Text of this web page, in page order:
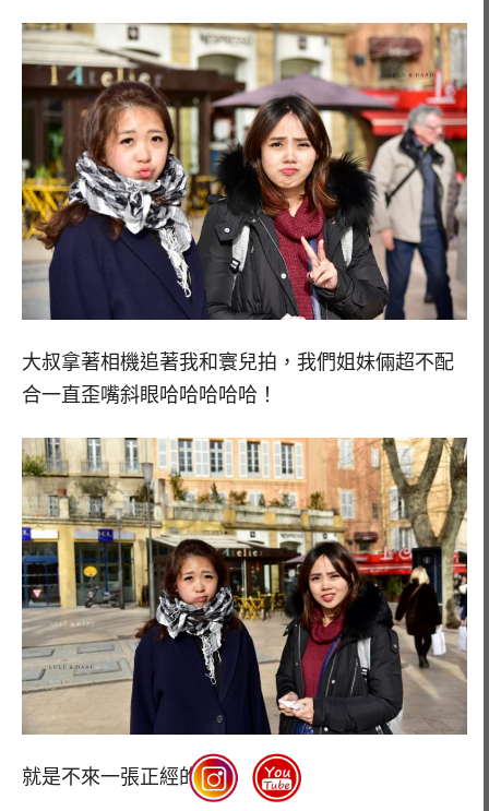
大叔拿著相機追著我和寰兒拍，我們姐妹倆超不配
合一直歪嘴斜眼哈哈哈哈哈！
就是不來一張正經的～～